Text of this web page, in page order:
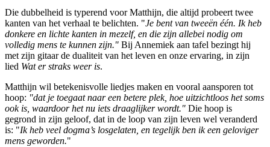
Die dubbelheid is typerend voor Matthijn, die altijd probeert twee
kanten van het verhaal te belichten. "Je bent van tweeën één. Ik heb
donkere en lichte kanten in mezelf, en die zijn allebei nodig om
volledig mens te kunnen zijn." Bij Annemiek aan tafel bezingt hij
met zijn gitaar de dualiteit van het leven en onze ervaring, in zijn
lied Wat er straks weer is.
Matthijn wil betekenisvolle liedjes maken en vooral aansporen tot
hoop: "dat je toegaat naar een betere plek, hoe uitzichtloos het soms
ook is, waardoor het nu iets draaglijker wordt." Die hoop is
gegrond in zijn geloof, dat in de loop van zijn leven wel veranderd
is: "Ik heb veel dogma’s losgelaten, en tegelijk ben ik een geloviger
mens geworden."